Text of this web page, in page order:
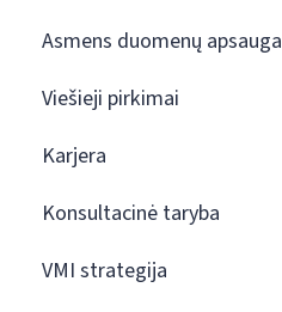
Asmens duomenų apsauga
Viešieji pirkimai
Karjera
Konsultacinė taryba
VMI strategija